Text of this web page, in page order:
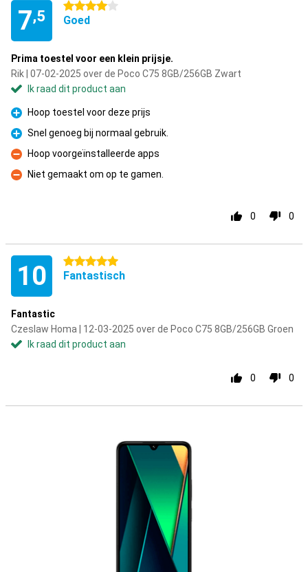
7,5
4 sterren
Goed
Prima toestel voor een klein prijsje.
Rik | 07-02-2025 over de Poco C75 8GB/256GB Zwart
Ik raad dit product aan
Pluspunt
Hoop toestel voor deze prijs
Pluspunt
Snel genoeg bij normaal gebruik.
Minpunt
Hoop voorgeïnstalleerde apps
Minpunt
Niet gemaakt om op te gamen.
0 0
10 5 sterren
Fantastisch
Fantastic
Czeslaw Homa | 12-03-2025 over de Poco C75 8GB/256GB Groen
Ik raad dit product aan
0 0